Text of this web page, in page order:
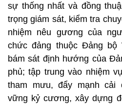
sự thống nhất và đồng
trọng giám sát, kiểm tra
nhiệm nêu gương của
chức đảng thuộc Đảng bộ
bám sát định hướng của
phủ; tập trung vào nhiệm
tham mưu, đẩy mạnh cải
vững kỷ cương, xây dựng